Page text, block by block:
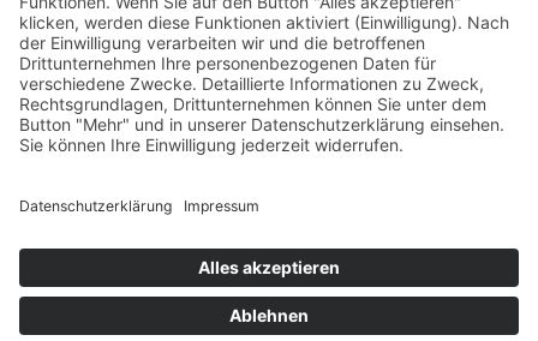
September 2020
August 2020
Juli 2020
Juni 2020
April 2020
September 2018
Juni 2018